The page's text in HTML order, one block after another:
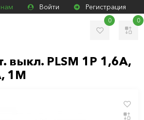
Войти Регистрация
0 0
выкл. PLSM 1P 1,6А,
1M